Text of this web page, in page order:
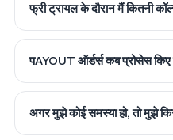
फ्री ट्रायल के दौरान मैं कितनी
पAYOUT ऑर्डर्स कब प्रोसेस
अगर मुझे कोई समस्या हो, तो मुझे